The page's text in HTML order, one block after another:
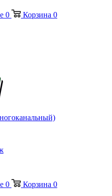
0 Корзина 0
0 Корзина 0